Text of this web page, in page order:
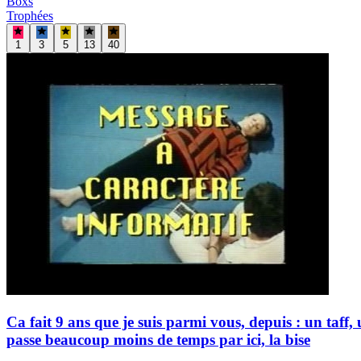
Trophées
1 3 5 13 40
Ca fait 9 ans que je suis parmi vous, depuis : un
passe beaucoup moins de temps par ici, la bise